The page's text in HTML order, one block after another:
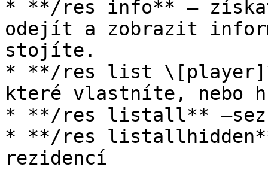
* **/res info** –
odejít a zobrazit
stojíte.
* **/res list
které vlastníte, nebo
* **/res listall**
* **/res listallhidden**
rezidencí